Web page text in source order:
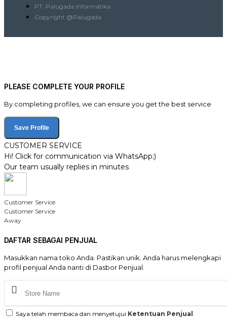
PT. Palugada Informatika
Copyright @Palugada
PLEASE COMPLETE YOUR PROFILE
By completing profiles, we can ensure you get the best service
Save Profile
CUSTOMER SERVICE
Hi! Click for communication via WhatsApp;)
Our team usually replies in minutes
Customer Service
Customer Service
Away
DAFTAR SEBAGAI PENJUAL
Masukkan nama toko Anda. Pastikan unik. Anda harus melengkapi
profil penjual Anda nanti di Dasbor Penjual.
Saya telah membaca dan menyetujui Ketentuan Penjual